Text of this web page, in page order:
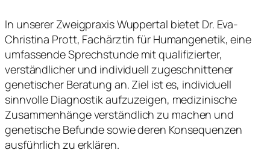
In unserer Zweigpraxis Wuppertal bietet Dr. Eva-
Christina Prott, Fachärztin für Humangenetik, eine
umfassende Sprechstunde mit qualifizierter,
verständlicher und individuell zugeschnittener
genetischer Beratung an. Ziel ist es, individuell
sinnvolle Diagnostik aufzuzeigen, medizinische
Zusammenhänge verständlich zu machen und
genetische Befunde sowie deren Konsequenzen
ausführlich zu erklären.